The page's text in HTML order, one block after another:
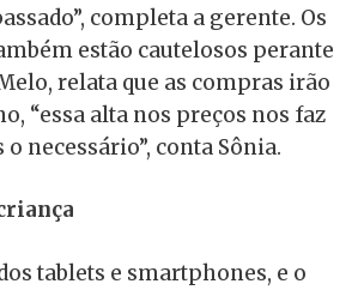
completa a gerente. Os
estão cautelosos perante
relata que as compras irão
“essa alta nos preços nos faz
necessário”, conta Sônia.
tablets e smartphones, e o